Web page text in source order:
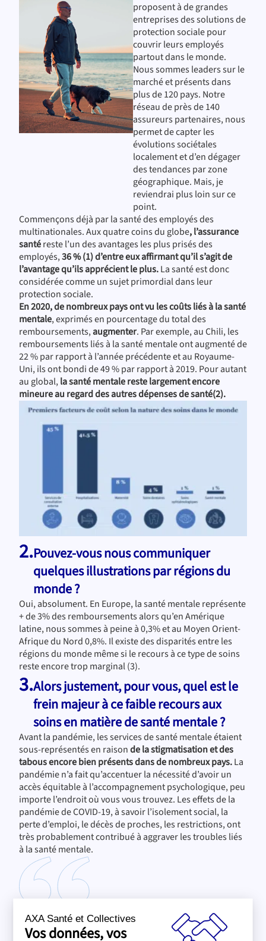
proposent à de grandes
entreprises des solutions de
protection sociale pour
couvrir leurs employés
partout dans le monde.
Nous sommes leaders sur le
marché et présents dans
plus de 120 pays. Notre
réseau de près de 140
assureurs partenaires, nous
permet de capter les
évolutions sociétales
localement et d’en dégager
des tendances par zone
géographique. Mais, je
reviendrai plus loin sur ce
point.
Commençons déjà par la santé des employés des
multinationales. Aux quatre coins du globe, l’assurance
santéreste l’un des avantages les plus prisés des
employés,36 % (1) d’entre eux affirmant qu’il s’agit de
l’avantage qu’ils apprécient le plus.La santé est donc
considérée comme un sujet primordial dans leur
protection sociale.
En 2020, de nombreux pays ont vu les coûts liés à la santé
mentale, exprimés en pourcentage du total des
remboursements,augmenter. Par exemple, au Chili, les
remboursements liés à la santé mentale ont augmenté de
22 % par rapport à l’année précédente et au Royaume-
Uni, ils ont bondi de 49 % par rapport à 2019. Pour autant
au global,la santé mentale reste largement encore
mineure au regard des autres dépenses de santé(2).
2.Pouvez-vous nous communiquer
quelques illustrations par régions du
monde ?
Oui, absolument. En Europe, la santé mentale représente
+ de 3% des remboursements alors qu’en Amérique
latine, nous sommes à peine à 0,3% et au Moyen Orient-
Afrique du Nord 0,8%. Il existe des disparités entre les
régions du monde même si le recours à ce type de soins
reste encore trop marginal (3).
3.Alors justement, pour vous, quel est le
frein majeur à ce faible recours aux
soins en matière de santé mentale ?
Avant la pandémie, les services de santé mentale étaient
sous-représentés en raisonde la stigmatisation et des
tabous encore bien présents dans de nombreux pays.La
pandémie n’a fait qu’accentuer la nécessité d’avoir un
accès équitable à l’accompagnement psychologique, peu
importe l’endroit où vous vous trouvez. Les effets de la
pandémie de COVID-19, à savoir l’isolement social, la
perte d’emploi, le décès de proches, les restrictions, ont
très probablement contribué à aggraver les troubles liés
à la santé mentale.
Pour la première fois, nous
avons identifié des
AXA Santé et Collectives
Vos données, vos